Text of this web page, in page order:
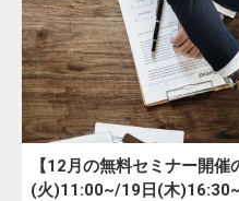
【12月の無料セミナー開催
(火)11:00~/19日(木